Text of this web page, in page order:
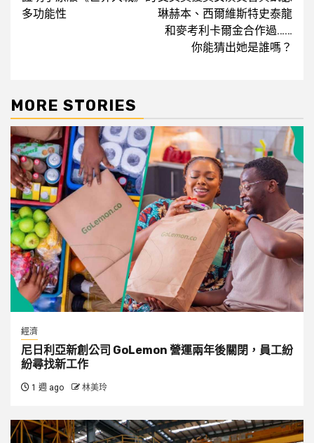
多功能性
琳赫本、西爾維斯特史泰龍
和麥考利卡爾金合作過……
你能猜出她是誰嗎？
MORE STORIES
經濟
尼日利亞新創公司 GoLemon 營運兩年後關閉，員工紛
紛尋找新工作
1 週 ago 林美玲